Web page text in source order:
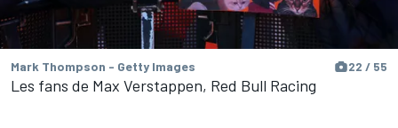
Mark Thompson - Getty Images 22 / 55
Les fans de Max Verstappen, Red Bull Racing